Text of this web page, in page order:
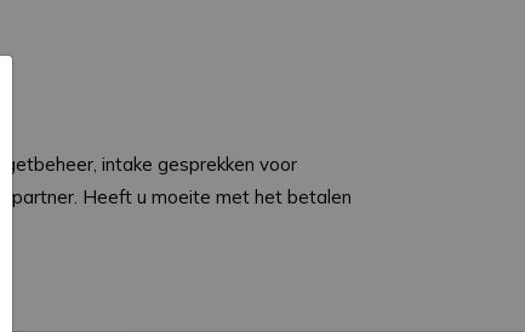
intake gesprekken voor
partner. Heeft u moeite met het betalen